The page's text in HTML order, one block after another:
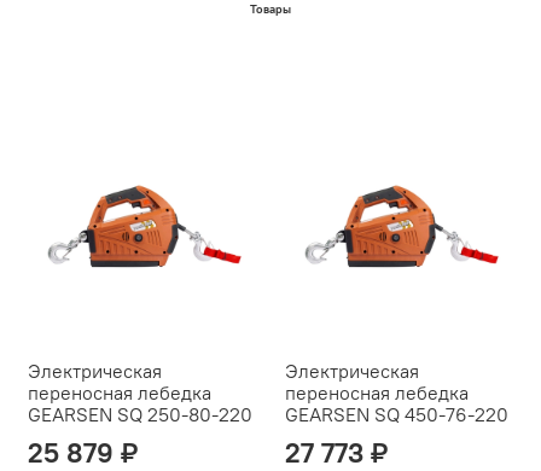
Товары
Электрическая
переносная лебедка
GEARSEN SQ 250-80-220
25 879 ₽
Электрическая
переносная лебедка
GEARSEN SQ 450-76-220
27 773 ₽